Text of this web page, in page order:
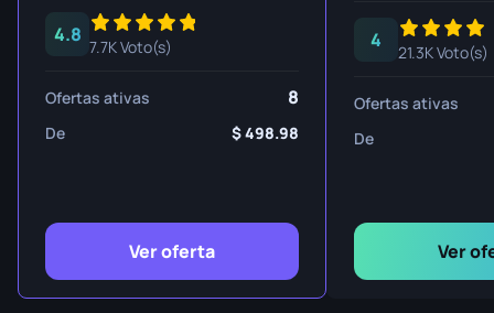
4.8
7.7K Voto(s)
Ofertas ativas 8
De 498.98
Ver oferta
4
21.3K Voto(s)
Ofertas ativas
De
Ver